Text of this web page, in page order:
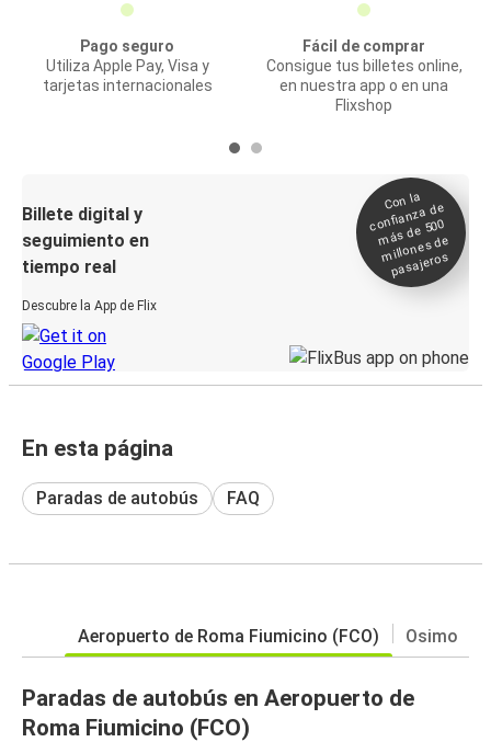
Pago seguro
Utiliza Apple Pay, Visa y
tarjetas internacionales
Fácil de comprar
Consigue tus billetes online,
en nuestra app o en una
Flixshop
Billete digital y
seguimiento en
tiempo real
Descubre la App de Flix
Con la
confianza de
más de 500
millones de
pasajeros
En esta página
Paradas de autobús FAQ
Aeropuerto de Roma Fiumicino (FCO) Osimo
Paradas de autobús en Aeropuerto de
Roma Fiumicino (FCO)